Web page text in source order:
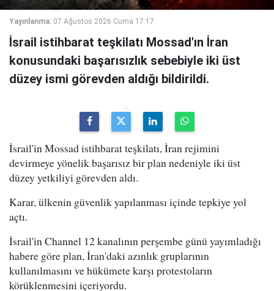
Yayınlanma: 07 Ağustos 2026 Cuma 17:17
İsrail istihbarat teşkilatı Mossad'ın İran
konusundaki başarısızlık sebebiyle iki üst
düzey ismi görevden aldığı bildirildi.
İsrail'in Mossad istihbarat teşkilatı, İran rejimini
devirmeye yönelik başarısız bir plan nedeniyle iki üst
düzey yetkiliyi görevden aldı.
Karar, ülkenin güvenlik yapılanması içinde tepkiye yol
açtı.
İsrail'in Channel 12 kanalının perşembe günü yayımladığı
habere göre plan, İran'daki azınlık gruplarının
kullanılmasını ve hükümete karşı protestoların
körüklenmesini içeriyordu.